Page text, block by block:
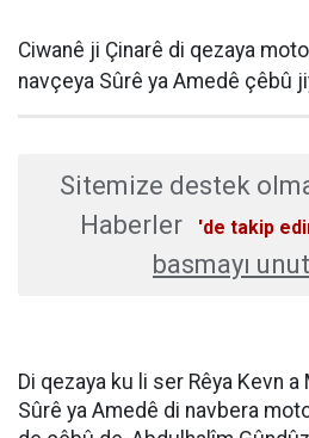
Ciwanê ji Çinarê di qezaya
navçeya Sûrê ya Amedê çêbû
Sitemize destek
Haberler
'de takip
basmayı
Di qezaya ku li ser Rêya Kevn
Sûrê ya Amedê di navbera